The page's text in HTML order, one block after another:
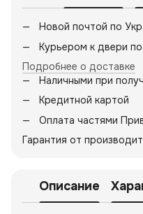
Новой почтой по
Курьером к двери
Подробнее о доставке
Наличными при
Кредитной картой
Оплата частями
Гарантия от
Описание